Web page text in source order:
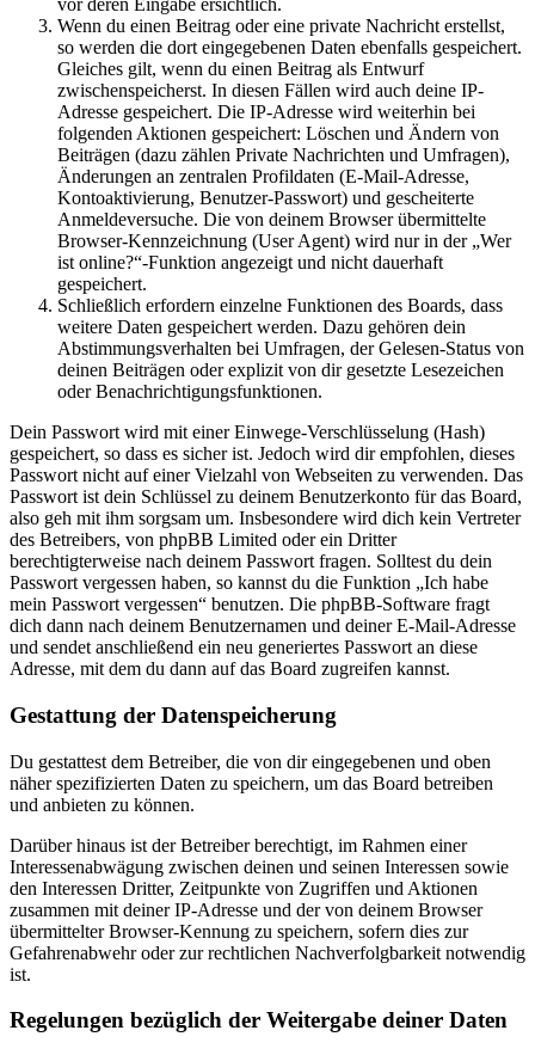
vor deren Eingabe ersichtlich.
Wenn du einen Beitrag oder eine private Nachricht erstellst,
so werden die dort eingegebenen Daten ebenfalls gespeichert.
Gleiches gilt, wenn du einen Beitrag als Entwurf
zwischenspeicherst. In diesen Fällen wird auch deine IP-
Adresse gespeichert. Die IP-Adresse wird weiterhin bei
folgenden Aktionen gespeichert: Löschen und Ändern von
Beiträgen (dazu zählen Private Nachrichten und Umfragen),
Änderungen an zentralen Profildaten (E-Mail-Adresse,
Kontoaktivierung, Benutzer-Passwort) und gescheiterte
Anmeldeversuche. Die von deinem Browser übermittelte
Browser-Kennzeichnung (User Agent) wird nur in der „Wer
ist online?“-Funktion angezeigt und nicht dauerhaft
gespeichert.
Schließlich erfordern einzelne Funktionen des Boards, dass
weitere Daten gespeichert werden. Dazu gehören dein
Abstimmungsverhalten bei Umfragen, der Gelesen-Status von
deinen Beiträgen oder explizit von dir gesetzte Lesezeichen
oder Benachrichtigungsfunktionen.
Dein Passwort wird mit einer Einwege-Verschlüsselung (Hash)
gespeichert, so dass es sicher ist. Jedoch wird dir empfohlen, dieses
Passwort nicht auf einer Vielzahl von Webseiten zu verwenden. Das
Passwort ist dein Schlüssel zu deinem Benutzerkonto für das Board,
also geh mit ihm sorgsam um. Insbesondere wird dich kein Vertreter
des Betreibers, von phpBB Limited oder ein Dritter
berechtigterweise nach deinem Passwort fragen. Solltest du dein
Passwort vergessen haben, so kannst du die Funktion „Ich habe
mein Passwort vergessen“ benutzen. Die phpBB-Software fragt
dich dann nach deinem Benutzernamen und deiner E-Mail-Adresse
und sendet anschließend ein neu generiertes Passwort an diese
Adresse, mit dem du dann auf das Board zugreifen kannst.
Gestattung der Datenspeicherung
Du gestattest dem Betreiber, die von dir eingegebenen und oben
näher spezifizierten Daten zu speichern, um das Board betreiben
und anbieten zu können.
Darüber hinaus ist der Betreiber berechtigt, im Rahmen einer
Interessenabwägung zwischen deinen und seinen Interessen sowie
den Interessen Dritter, Zeitpunkte von Zugriffen und Aktionen
zusammen mit deiner IP-Adresse und der von deinem Browser
übermittelter Browser-Kennung zu speichern, sofern dies zur
Gefahrenabwehr oder zur rechtlichen Nachverfolgbarkeit notwendig
ist.
Regelungen bezüglich der Weitergabe deiner Daten